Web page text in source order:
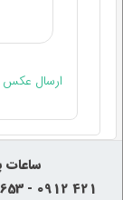
ارسال
ساعات
- 0912 421